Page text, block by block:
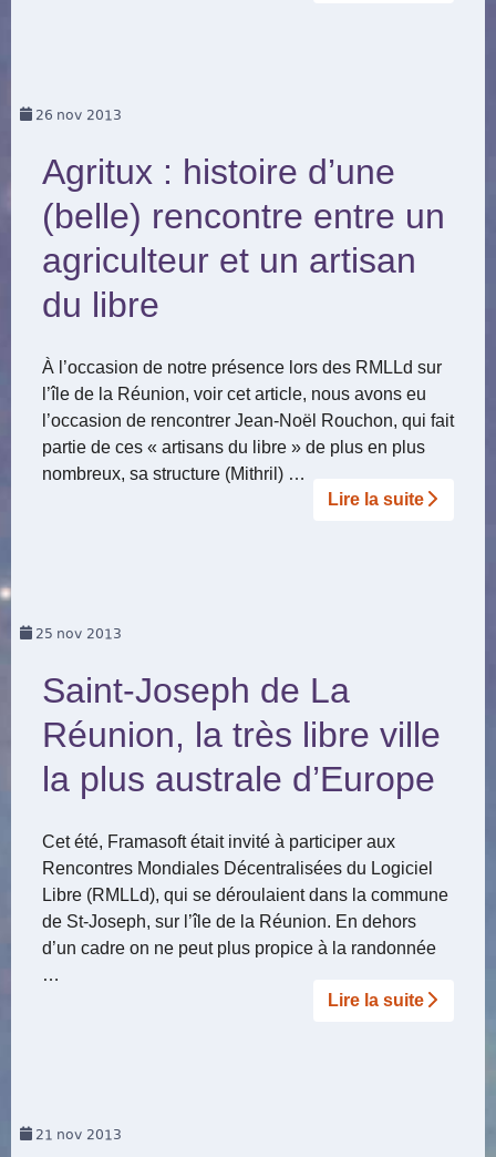
26 nov 2013
Agritux : histoire d’une
(belle) rencontre entre un
agriculteur et un artisan
du libre
À l’occasion de notre présence lors des RMLLd sur
l’île de la Réunion, voir cet article, nous avons eu
l’occasion de rencontrer Jean-Noël Rouchon, qui fait
partie de ces « artisans du libre » de plus en plus
nombreux, sa structure (Mithril) …
Lire la suite­­
25 nov 2013
Saint-Joseph de La
Réunion, la très libre ville
la plus australe d’Europe
Cet été, Framasoft était invité à participer aux
Rencontres Mondiales Décentralisées du Logiciel
Libre (RMLLd), qui se déroulaient dans la commune
de St-Joseph, sur l’île de la Réunion. En dehors
d’un cadre on ne peut plus propice à la randonnée
…
Lire la suite­­
21 nov 2013